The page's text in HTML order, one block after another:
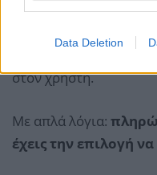
Data Deletion
συνδρομητικά
αβεβαιότητα
λειτουργικά κόστη,
στον χρήστη.
Με απλά λόγια:
έχεις την επιλογή